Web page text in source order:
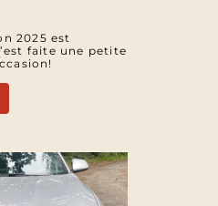
2025 est
faite une petite